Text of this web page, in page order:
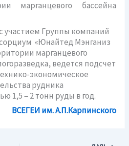
марганцевого бассейна
участием Группы компаний
«Юнайтед Мэнганиз
марганцевого
ведется подсчет
экономическое
рудника
1,5 – 2 тонн руды в год.
ВСЕГЕИ им. А.П.Карпинского